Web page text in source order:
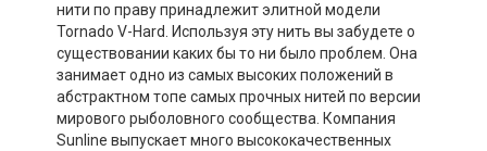
нити по праву принадлежит элитной модели
Tornado V-Hard. Используя эту нить вы забудете о
существовании каких бы то ни было проблем. Она
занимает одно из самых высоких положений в
абстрактном топе самых прочных нитей по версии
мирового рыболовного сообщества. Компания
Sunline выпускает много высококачественных